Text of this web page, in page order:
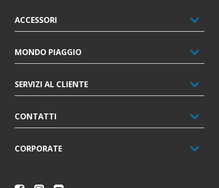
ACCESSORI
MONDO PIAGGIO
SERVIZI AL CLIENTE
CONTATTI
CORPORATE